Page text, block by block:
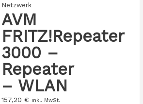
Netzwerk
AVM
FRITZ!Repeater
3000 –
Repeater
– WLAN
157,20 € inkl. MwSt.